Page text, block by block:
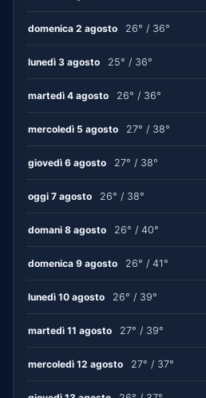
domenica 2 agosto 26° / 36°
lunedì 3 agosto 25° / 36°
martedì 4 agosto 26° / 36°
mercoledì 5 agosto 27° / 38°
giovedì 6 agosto 27° / 38°
oggi 7 agosto 26° / 38°
domani 8 agosto 26° / 40°
domenica 9 agosto 26° / 41°
lunedì 10 agosto 26° / 39°
martedì 11 agosto 27° / 39°
mercoledì 12 agosto 27° / 37°